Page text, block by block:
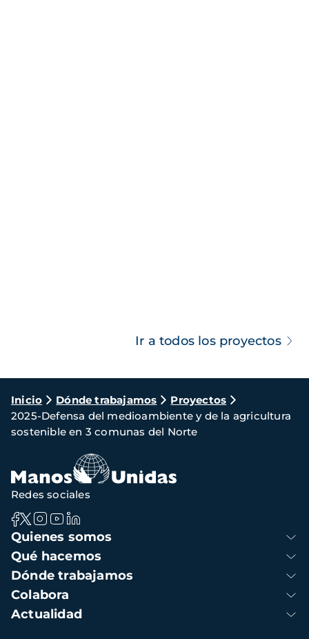
Ir a todos los proyectos
Ruta
de
navegación
Inicio Dónde trabajamos
Proyectos
2025-Defensa del medioambiente y de la agricultura
sostenible en 3 comunas del Norte
Navegación
principal
Quienes somos
Qué hacemos
Dónde trabajamos
Colabora
Actualidad
Redes sociales